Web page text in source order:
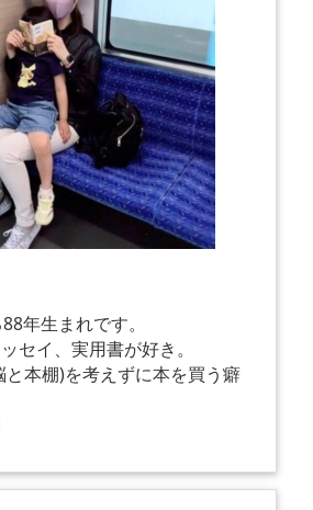
年生まれです。
セイ、実用書が好き。
本棚)を考えずに本を買う癖